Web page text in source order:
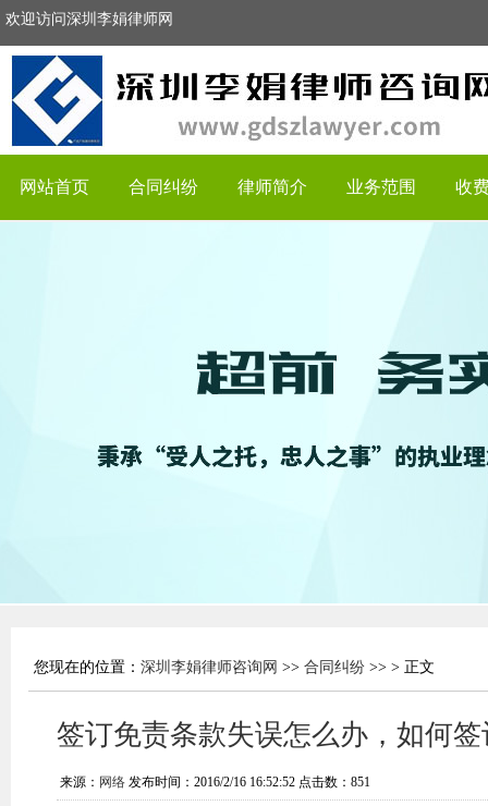
欢迎访问深圳李娟律师网
网站首页 合同纠纷 律师简介 业务范围 收
您现在的位置： 深圳李娟律师咨询网 >> 合同纠纷 >> > 正文
签订免责条款失误怎么办，如何
来源： 网络 发布时间：2016/2/16 16:52:52 点击数： 851